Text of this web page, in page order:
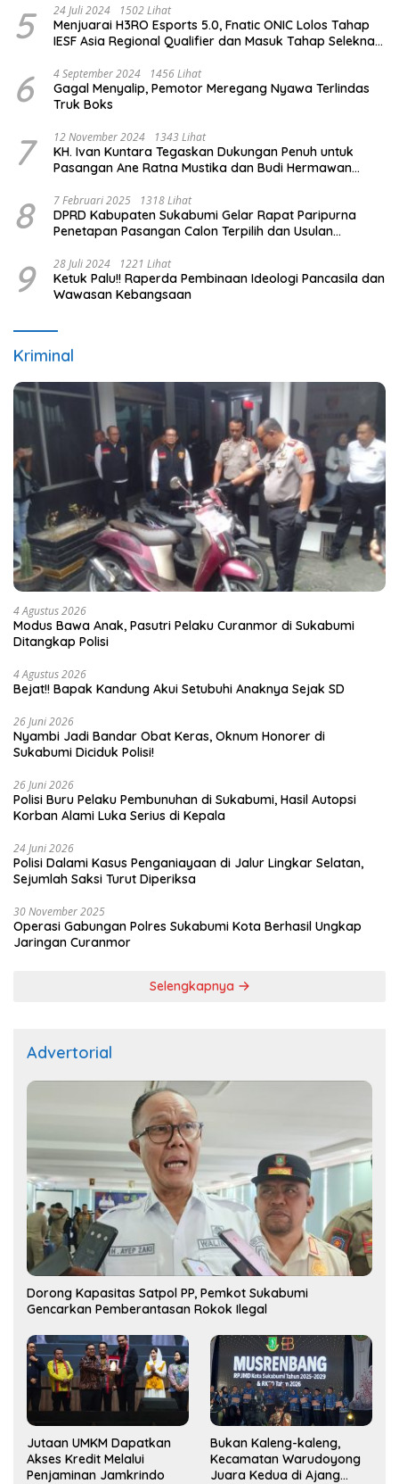
5 24 Juli 2024 1502 Lihat
Menjuarai H3RO Esports 5.0, Fnatic ONIC Lolos Tahap
IESF Asia Regional Qualifier dan Masuk Tahap Seleknas
6 4 September 2024 1456 Lihat
Gagal Menyalip, Pemotor Meregang Nyawa Terlindas
Truk Boks
7 12 November 2024 1343 Lihat
KH. Ivan Kuntara Tegaskan Dukungan Penuh untuk
Pasangan Ane Ratna Mustika dan Budi Hermawan
8 7 Februari 2025 1318 Lihat
DPRD Kabupaten Sukabumi Gelar Rapat Paripurna
Penetapan Pasangan Calon Terpilih dan Usulan
9 28 Juli 2024 1221 Lihat
Ketuk Palu!! Raperda Pembinaan Ideologi Pancasila dan
Wawasan Kebangsaan
Kriminal
4 Agustus 2026
Modus Bawa Anak, Pasutri Pelaku Curanmor di Sukabumi
Ditangkap Polisi
4 Agustus 2026
Bejat!! Bapak Kandung Akui Setubuhi Anaknya Sejak SD
26 Juni 2026
Nyambi Jadi Bandar Obat Keras, Oknum Honorer di
Sukabumi Diciduk Polisi!
26 Juni 2026
Polisi Buru Pelaku Pembunuhan di Sukabumi, Hasil Autopsi
Korban Alami Luka Serius di Kepala
24 Juni 2026
Polisi Dalami Kasus Penganiayaan di Jalur Lingkar Selatan,
Sejumlah Saksi Turut Diperiksa
30 November 2025
Operasi Gabungan Polres Sukabumi Kota Berhasil Ungkap
Jaringan Curanmor
Selengkapnya
Advertorial
Dorong Kapasitas Satpol PP, Pemkot Sukabumi
Gencarkan Pemberantasan Rokok Ilegal
Jutaan UMKM Dapatkan
Akses Kredit Melalui
Penjaminan Jamkrindo
Bukan Kaleng-kaleng,
Kecamatan Warudoyong
Juara Kedua di Ajang